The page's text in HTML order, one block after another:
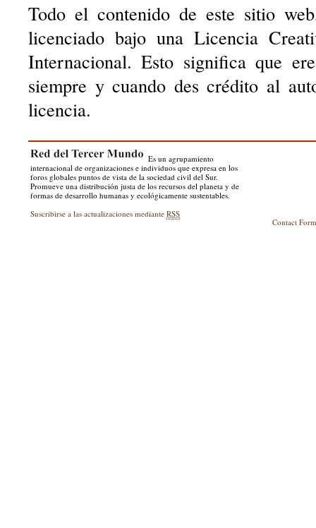
Todo el contenido de este sitio
licenciado bajo una Licencia
Internacional. Esto significa que
siempre y cuando des crédito al
licencia.
Es un agrupamiento
internacional de organizaciones e individuos que expresa en los
foros globales puntos de vista de la sociedad civil del Sur.
Promueve una distribución justa de los recursos del planeta y de
formas de desarrollo humanas y ecológicamente sustentables.
Suscribirse a las actualizaciones medianteRSS
Contact Form